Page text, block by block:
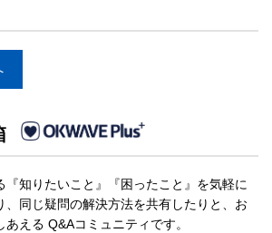
『知りたいこと』『困ったこと』を気軽に
、同じ疑問の解決方法を共有したりと、お
える Q&Aコミュニティです。